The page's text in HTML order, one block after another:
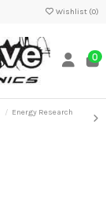
Wishlist (0)
0
Energy Research